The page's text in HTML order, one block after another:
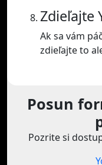
Zdieľajte
Ak sa vám
zdieľajte to
Posun
Pozrite si